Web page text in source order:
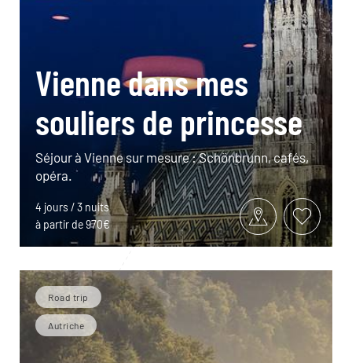
Vienne dans mes
souliers de princesse
Séjour à Vienne sur mesure : Schönbrunn, cafés,
opéra.
4 jours / 3 nuits
à partir de 970€
Road trip
Autriche